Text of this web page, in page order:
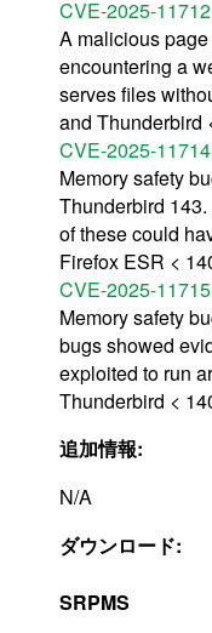
CVE-2025-11712
A malicious
encountering a
serves files
and Thunderbird
CVE-2025-11714
Memory safety
Thunderbird
of these could
Firefox ESR <
CVE-2025-11715
Memory safety
bugs showed
exploited to run
Thunderbird <
追加情報:
N/A
ダウンロード:
SRPMS